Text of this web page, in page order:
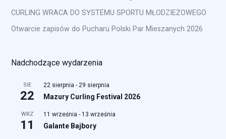
CURLING WRACA DO SYSTEMU SPORTU MŁODZIEŻOWEGO
Otwarcie zapisów do Pucharu Polski Par Mieszanych 2026
Nadchodzące wydarzenia
SIE
22
22 sierpnia -29 sierpnia
Mazury Curling Festival 2026
WRZ
11
11 września - 13 września
Galante Bajbory